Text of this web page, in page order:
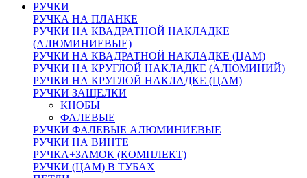
РУЧКИ
РУЧКА НА ПЛАНКЕ
РУЧКИ НА КВАДРАТНОЙ НАКЛАДКЕ
(АЛЮМИНИЕВЫЕ)
РУЧКИ НА КВАДРАТНОЙ НАКЛАДКЕ (ЦАМ)
РУЧКИ НА КРУГЛОЙ НАКЛАДКЕ (АЛЮМИНИЙ)
РУЧКИ НА КРУГЛОЙ НАКЛАДКЕ (ЦАМ)
РУЧКИ ЗАЩЕЛКИ
КНОБЫ
ФАЛЕВЫЕ
РУЧКИ ФАЛЕВЫЕ АЛЮМИНИЕВЫЕ
РУЧКИ НА ВИНТЕ
РУЧКА+ЗАМОК (КОМПЛЕКТ)
РУЧКИ (ЦАМ) В ТУБАХ